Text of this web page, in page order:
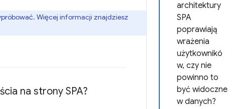
architektury
SPA
poprawiają
wrażenia
użytkownikó
w, czy nie
powinno to
być widoczne
w danych?
Więcej informacji znajdziesz
na strony SPA?